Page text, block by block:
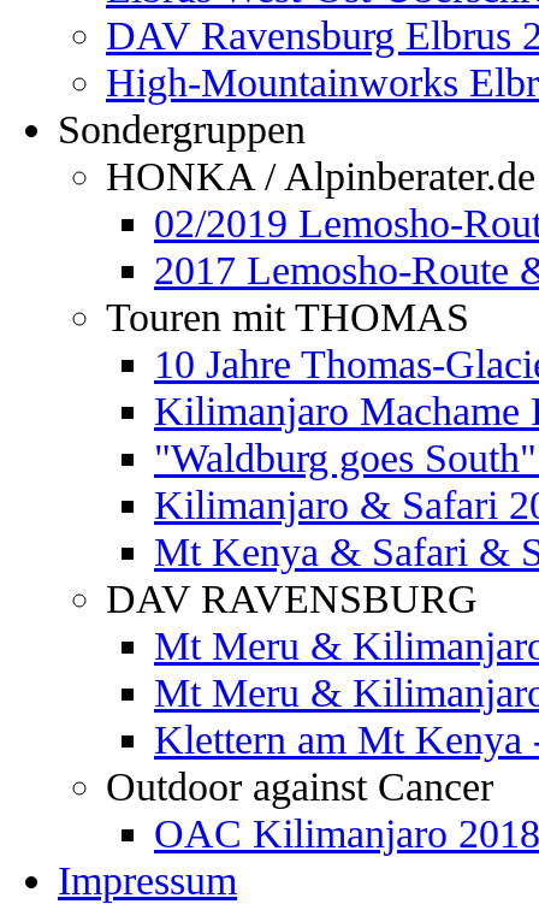
DAV Ravensburg Elbrus
High-Mountainworks
Sondergruppen
HONKA / Alpinberater.de
02/2019 Lemosho-
2017 Lemosho-Route
Touren mit THOMAS
10 Jahre Thomas-
Kilimanjaro Machame
"Waldburg goes
Kilimanjaro & Safari
Mt Kenya & Safari &
DAV RAVENSBURG
Mt Meru &
Mt Meru &
Klettern am Mt
Outdoor against Cancer
OAC Kilimanjaro 2018
Impressum